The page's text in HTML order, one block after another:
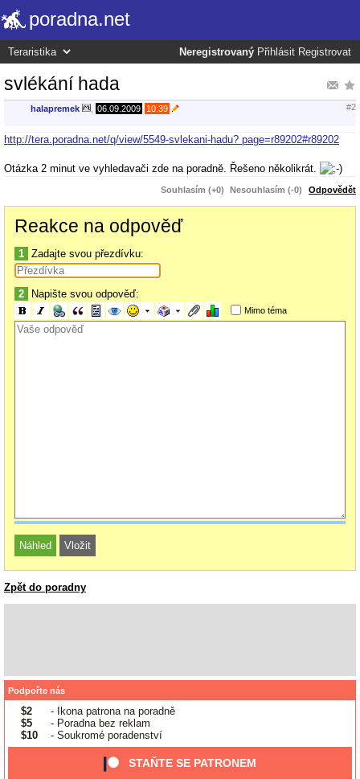
poradna.net
Neregistrovaný Přihlásit Registrovat
svlékání hada
halapremek 06.09.2009 10:39 #2
http://tera.poradna.net/q/view/5549-svlekani-hadu? page=r89202#r89202
Otázka 2 minut ve vyhledavači zde na poradně. Řešeno několikrát.
Souhlasím (+0) Nesouhlasím (-0) Odpovědět
Reakce na odpověď
1 Zadajte svou přezdívku:
2 Napište svou odpověď:
Mimo téma
Zpět do poradny
Podpořte nás
$2
- Ikona patrona na poradně
$5
- Poradna bez reklam
$10
- Soukromé poradenství
STAŇTE SE PATRONEM